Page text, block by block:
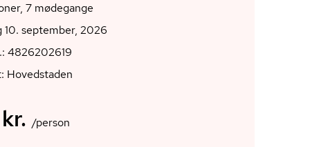
7 mødegange
10. september, 2026
4826202619
Hovedstaden
/person